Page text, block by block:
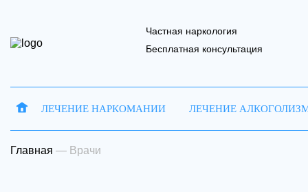
Частная наркология
Бесплатная консультация
ЛЕЧЕНИЕ НАРКОМАНИИ ЛЕЧЕНИЕ
Главная — Врачи
Запись на
Отправить